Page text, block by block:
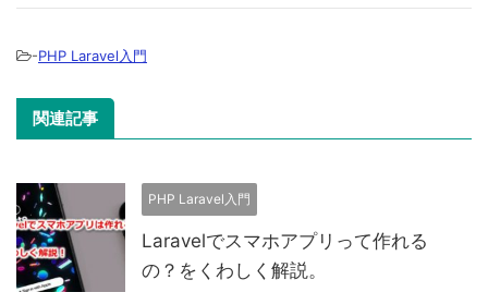
-PHP Laravel入門
関連記事
PHP Laravel入門
Laravelでスマホアプリって作れる
の？をくわしく解説。